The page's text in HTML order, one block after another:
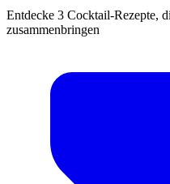
Entdecke 3 Cocktail-Rezepte,
zusammenbringen